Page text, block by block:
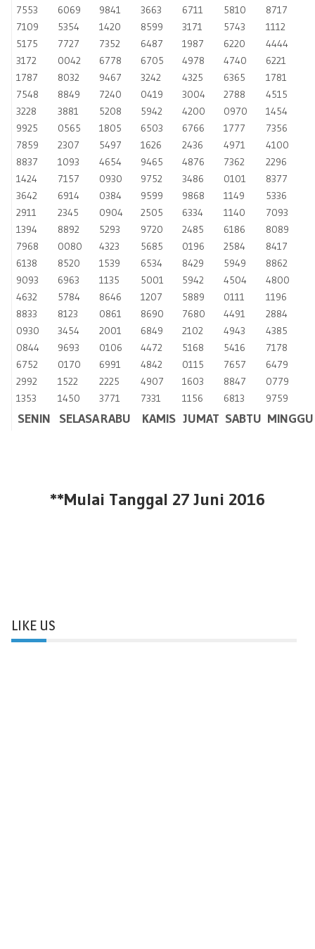
7553
6069 9841 3663 6711 5810
8717
7109
5354 1420 8599 3171 5743
1112
5175
7727 7352 6487 1987 6220
4444
3172
0042 6778 6705 4978 4740
6221
1787
8032 9467 3242 4325 6365
1781
7548
8849 7240 0419 3004 2788
4515
3228
3881 5208 5942 4200 0970
1454
9925
0565 1805 6503 6766 1777
7356
7859
2307 5497 1626 2436 4971
4100
8837
1093 4654 9465 4876 7362
2296
1424
7157 0930 9752 3486 0101
8377
3642
6914 0384 9599 9868 1149
5336
2911
2345 0904 2505 6334 1140
7093
1394
8892 5293 9720 2485 6186
8089
7968
0080 4323 5685 0196 2584
8417
6138
8520 1539 6534 8429 5949
8862
9093
6963 1135 5001 5942 4504
4800
4632
5784 8646 1207 5889 0111
1196
8833
8123 0861 8690 7680 4491
2884
0930
3454 2001 6849 2102 4943
4385
0844
9693 0106 4472 5168 5416
7178
6752
0170 6991 4842 0115 7657
6479
2992
1522 2225 4907 1603 8847
0779
1353
1450 3771 7331 1156 6813 9759
SENIN SELASARABU KAMIS JUMAT SABTU MINGGU
**Mulai Tanggal 27 Juni 2016
LIKE US